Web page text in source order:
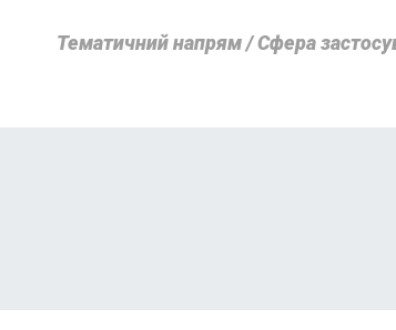
Тематичний напрям / Сфера